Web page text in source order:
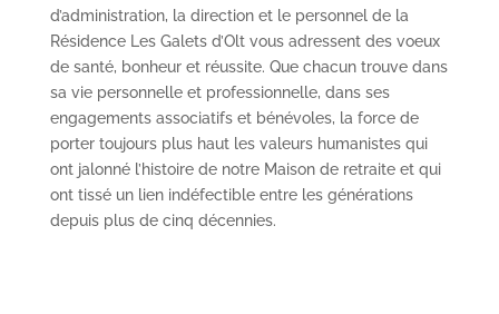
d’administration, la direction et le personnel de la
Résidence Les Galets d’Olt vous adressent des voeux
de santé, bonheur et réussite. Que chacun trouve dans
sa vie personnelle et professionnelle, dans ses
engagements associatifs et bénévoles, la force de
porter toujours plus haut les valeurs humanistes qui
ont jalonné l’histoire de notre Maison de retraite et qui
ont tissé un lien indéfectible entre les générations
depuis plus de cinq décennies.